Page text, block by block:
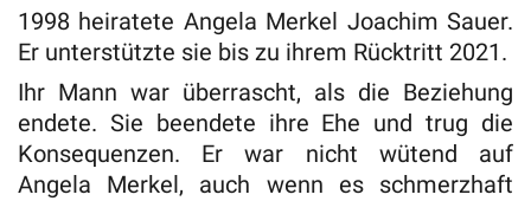
1998 heiratete Angela Merkel Joachim Sauer.
Er unterstützte sie bis zu ihrem Rücktritt 2021.
Ihr Mann war überrascht, als die Beziehung
endete. Sie beendete ihre Ehe und trug die
Konsequenzen. Er war nicht wütend auf
Angela Merkel, auch wenn es schmerzhaft